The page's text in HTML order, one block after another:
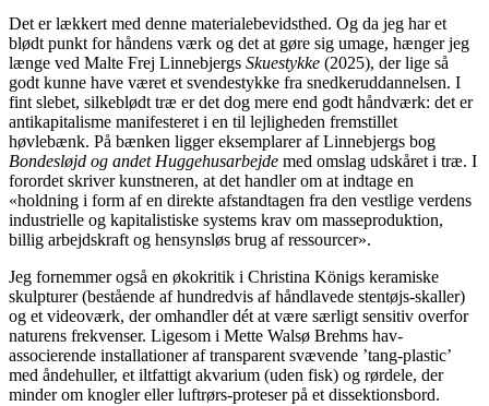
Det er lækkert med denne materialebevidsthed. Og da jeg har et
blødt punkt for håndens værk og det at gøre sig umage, hænger jeg
længe ved Malte Frej Linnebjergs Skuestykke (2025), der lige så
godt kunne have været et svendestykke fra snedkeruddannelsen. I
fint slebet, silkeblødt træ er det dog mere end godt håndværk: det er
antikapitalisme manifesteret i en til lejligheden fremstillet
høvlebænk. På bænken ligger eksemplarer af Linnebjergs bog
Bondesløjd og andet Huggehusarbejde med omslag udskåret i træ. I
forordet skriver kunstneren, at det handler om at indtage en
«holdning i form af en direkte afstandtagen fra den vestlige verdens
industrielle og kapitalistiske systems krav om masseproduktion,
billig arbejdskraft og hensynsløs brug af ressourcer».
Jeg fornemmer også en økokritik i Christina Königs keramiske
skulpturer (bestående af hundredvis af håndlavede stentøjs-skaller)
og et videoværk, der omhandler dét at være særligt sensitiv overfor
naturens frekvenser. Ligesom i Mette Walsø Brehms hav-
associerende installationer af transparent svævende ’tang-plastic’
med åndehuller, et iltfattigt akvarium (uden fisk) og rørdele, der
minder om knogler eller luftrørs-proteser på et dissektionsbord.